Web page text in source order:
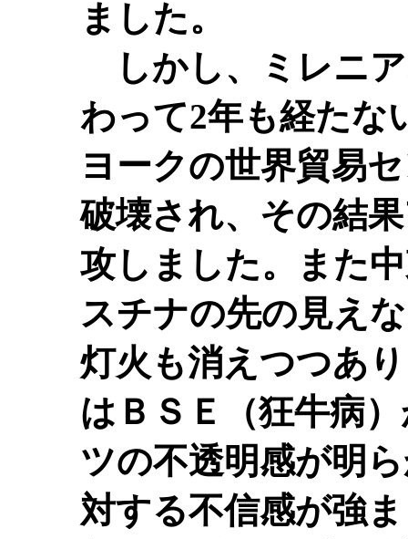
ました。
しかし、ミレニ
わって2年も経たな
ヨークの世界貿易
破壊され、その結
攻しました。また
スチナの先の見え
灯火も消えつつあ
はＢＳＥ（狂牛病
ツの不透明感が明
対する不信感が強